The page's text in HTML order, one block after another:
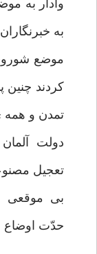
به
موضع
کردند
تمدن و همه
دولت
تعجیل
بی موقعی
حدّت اوضاع